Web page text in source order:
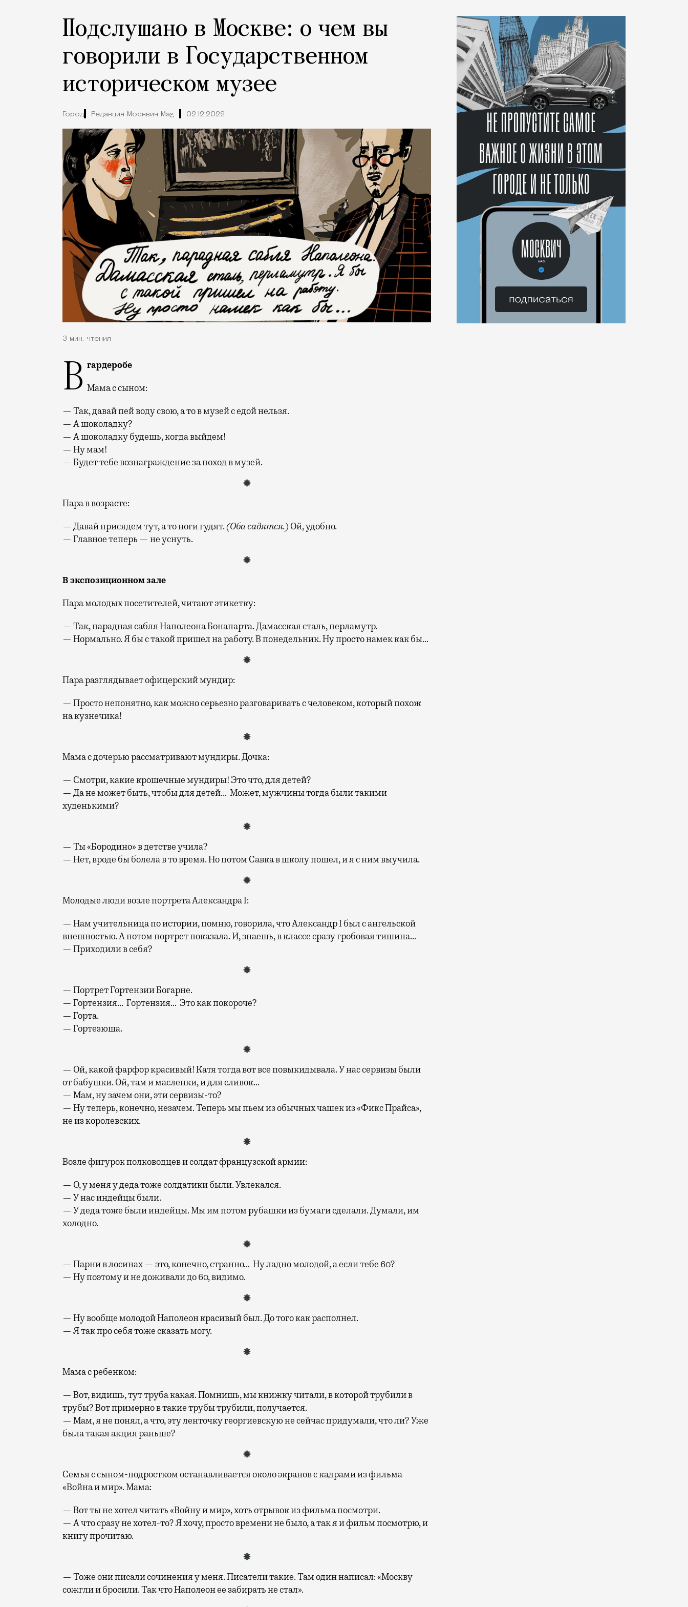
Подслушано в Москве: о чем вы
говорили в Государственном
историческом музее
Город Редакция Москвич Mag 02.12.2022
3 мин. чтения
В гардеробе
Мама с сыном:
— Так, давай пей воду свою, а то в музей с едой нельзя.
— А шоколадку?
— А шоколадку будешь, когда выйдем!
— Ну мам!
— Будет тебе вознаграждение за поход в музей.
Пара в возрасте:
— Давай присядем тут, а то ноги гудят.(Оба садятся.) Ой, удобно.
— Главное теперь — не уснуть.
В экспозиционном зале
Пара молодых посетителей, читают этикетку:
— Так, парадная сабля Наполеона Бонапарта. Дамасская сталь, перламутр.
— Нормально. Я бы с такой пришел на работу. В понедельник. Ну просто намек как бы…
Пара разглядывает офицерский мундир:
— Просто непонятно, как можно серьезно разговаривать с человеком, который похож
на кузнечика!
Мама с дочерью рассматривают мундиры. Дочка:
— Смотри, какие крошечные мундиры! Это что, для детей?
— Да не может быть, чтобы для детей… Может, мужчины тогда были такими
худенькими?
— Ты «Бородино» в детстве учила?
— Нет, вроде бы болела в то время. Но потом Савка в школу пошел, и я с ним выучила.
Молодые люди возле портрета Александра I:
— Нам учительница по истории, помню, говорила, что Александр I был с ангельской
внешностью. А потом портрет показала. И, знаешь, в классе сразу гробовая тишина…
— Приходили в себя?
— Портрет Гортензии Богарне.
— Гортензия… Гортензия… Это как покороче?
— Горта.
— Гортезюша.
— Ой, какой фарфор красивый! Катя тогда вот все повыкидывала. У нас сервизы были
от бабушки. Ой, там и масленки, и для сливок…
— Мам, ну зачем они, эти сервизы-то?
— Ну теперь, конечно, незачем. Теперь мы пьем из обычных чашек из «Фикс Прайса»,
не из королевских.
Возле фигурок полководцев и солдат французской армии:
— О, у меня у деда тоже солдатики были. Увлекался.
— У нас индейцы были.
— У деда тоже были индейцы. Мы им потом рубашки из бумаги сделали. Думали, им
холодно.
— Парни в лосинах — это, конечно, странно… Ну ладно молодой, а если тебе 60?
— Ну поэтому и не доживали до 60, видимо.
— Ну вообще молодой Наполеон красивый был. До того как располнел.
— Я так про себя тоже сказать могу.
Мама с ребенком:
— Вот, видишь, тут труба какая. Помнишь, мы книжку читали, в которой трубили в
трубы? Вот примерно в такие трубы трубили, получается.
— Мам, я не понял, а что, эту ленточку георгиевскую не сейчас придумали, что ли? Уже
была такая акция раньше?
Семья с сыном-подростком останавливается около экранов с кадрами из фильма
«Война и мир». Мама:
— Вот ты не хотел читать «Войну и мир», хоть отрывок из фильма посмотри.
— А что сразу не хотел-то? Я хочу, просто времени не было, а так я и фильм посмотрю, и
книгу прочитаю.
— Тоже они писали сочинения у меня. Писатели такие. Там один написал: «Москву
сожгли и бросили. Так что Наполеон ее забирать не стал».